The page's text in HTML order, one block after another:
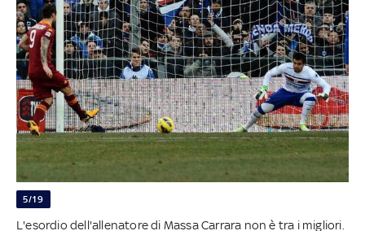
5/19
L'esordio dell'allenatore di Massa Carrara non è tra i migliori.